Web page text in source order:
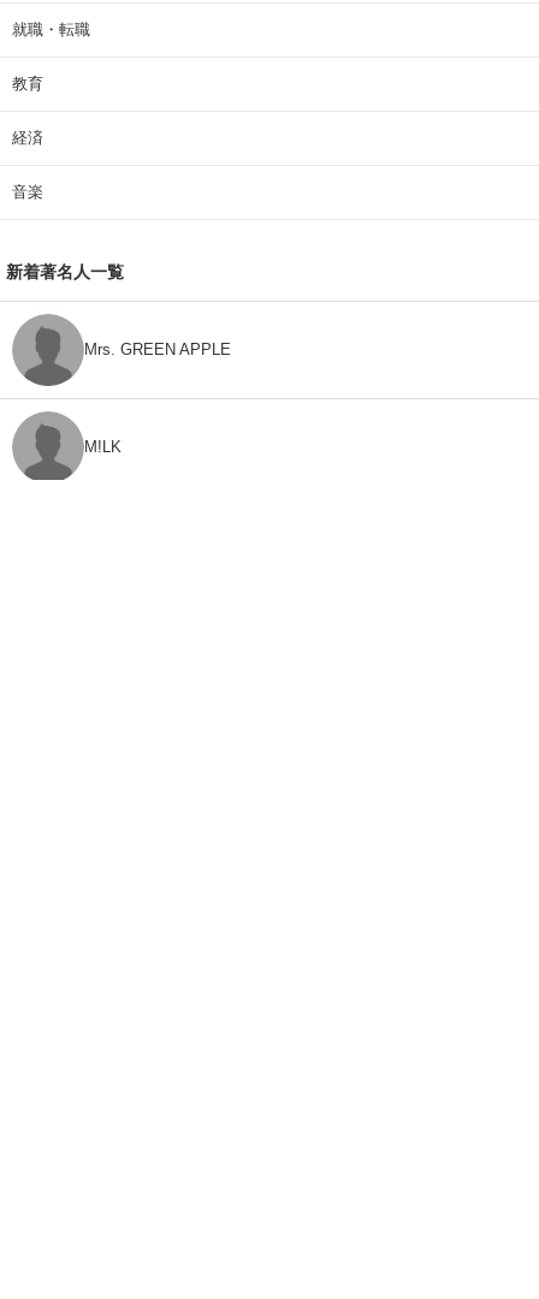
就職・転職
教育
経済
音楽
新着著名人一覧
Mrs. GREEN APPLE
M!LK